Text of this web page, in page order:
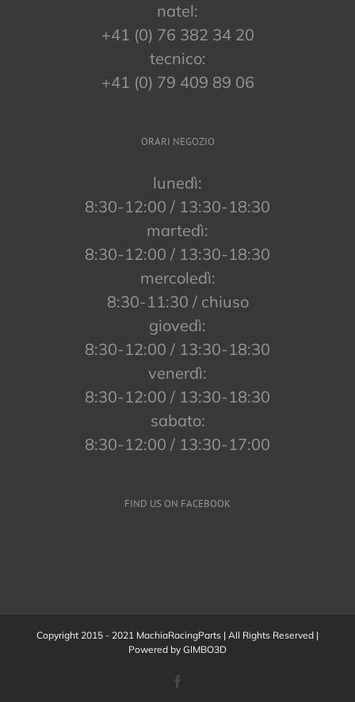
natel:
+41 (0) 76 382 34 20
tecnico:
+41 (0) 79 409 89 06
ORARI NEGOZIO
lunedì:
8:30-12:00 / 13:30-18:30
martedì:
8:30-12:00 / 13:30-18:30
mercoledì:
8:30-11:30 / chiuso
giovedì:
8:30-12:00 / 13:30-18:30
venerdì:
8:30-12:00 / 13:30-18:30
sabato:
8:30-12:00 / 13:30-17:00
FIND US ON FACEBOOK
Copyright 2015 - 2021 MachiaRacingParts | All Rights Reserved |
Powered by GIMBO3D